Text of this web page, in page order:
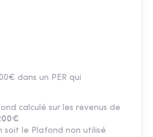
dans un PER qui
calculé sur les revenus de
soit le Plafond non utilisé